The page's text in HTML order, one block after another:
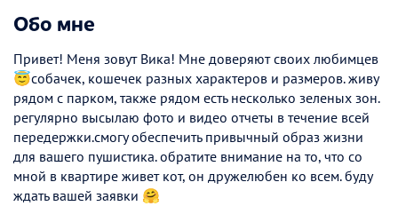
Обо мне
Привет! Меня зовут Вика! Мне доверяют своих любимцев
😇собачек, кошечек разных характеров и размеров. живу
рядом с парком, также рядом есть несколько зеленых зон.
регулярно высылаю фото и видео отчеты в течение всей
передержки.смогу обеспечить привычный образ жизни
для вашего пушистика. обратите внимание на то, что со
мной в квартире живет кот, он дружелюбен ко всем. буду
ждать вашей заявки 🤗